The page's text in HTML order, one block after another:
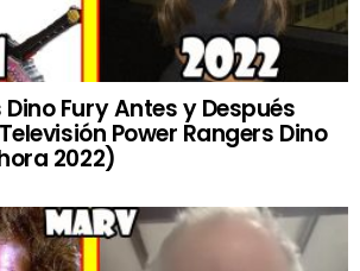
Fury Antes y Después
Power Rangers Dino
2022)